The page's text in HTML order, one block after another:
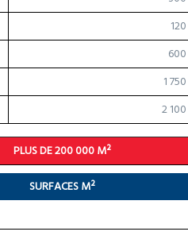
120
600
1 750
2 100
PLUS DE 200 000 M²
SURFACES M²